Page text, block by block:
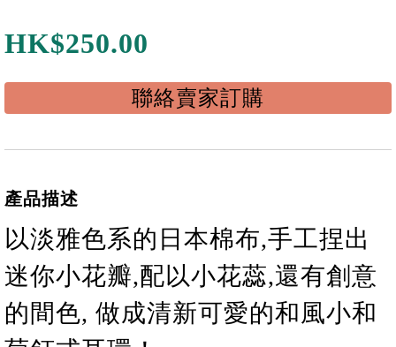
HK$250.00
聯絡賣家訂購
產品描述
以淡雅色系的日本棉布,手工捏出
迷你小花瓣,配以小花蕊,還有創意
的間色, 做成清新可愛的和風小和